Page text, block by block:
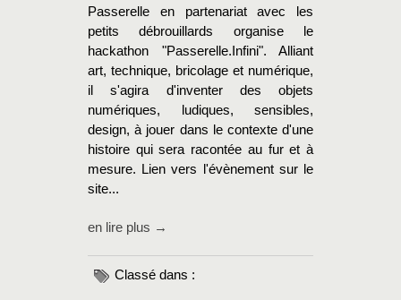
Passerelle en partenariat avec les
petits débrouillards organise le
hackathon "Passerelle.Infini". Alliant
art, technique, bricolage et numérique,
il s'agira d'inventer des objets
numériques, ludiques, sensibles,
design, à jouer dans le contexte d'une
histoire qui sera racontée au fur et à
mesure. Lien vers l'évènement sur le
site...
en lire plus →
Classé dans :